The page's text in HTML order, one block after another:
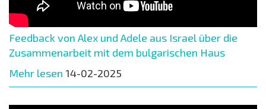
Feedback von Alex und Adele aus Israel über die
Zusammenarbeit mit dem bulgarischen Haus
Mehr lesen 14-02-2025